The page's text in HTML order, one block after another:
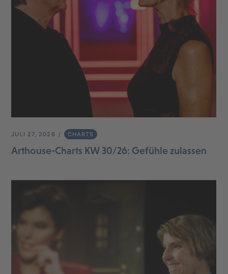
JULI 27, 2026 CHARTS
Arthouse-Charts KW 30/26: Gefühle zulassen